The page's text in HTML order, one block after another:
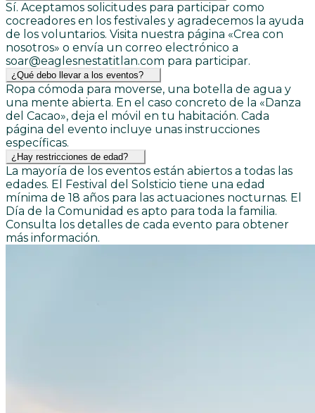
Sí. Aceptamos solicitudes para participar como
cocreadores en los festivales y agradecemos la ayuda
de los voluntarios. Visita nuestra página «Crea con
nosotros» o envía un correo electrónico a
soar@eaglesnestatitlan.com para participar.
¿Qué debo llevar a los eventos?
Ropa cómoda para moverse, una botella de agua y
una mente abierta. En el caso concreto de la «Danza
del Cacao», deja el móvil en tu habitación. Cada
página del evento incluye unas instrucciones
específicas.
¿Hay restricciones de edad?
La mayoría de los eventos están abiertos a todas las
edades. El Festival del Solsticio tiene una edad
mínima de 18 años para las actuaciones nocturnas. El
Día de la Comunidad es apto para toda la familia.
Consulta los detalles de cada evento para obtener
más información.